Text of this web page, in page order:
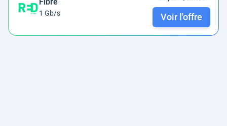
1 Gb/s Voir l'offre